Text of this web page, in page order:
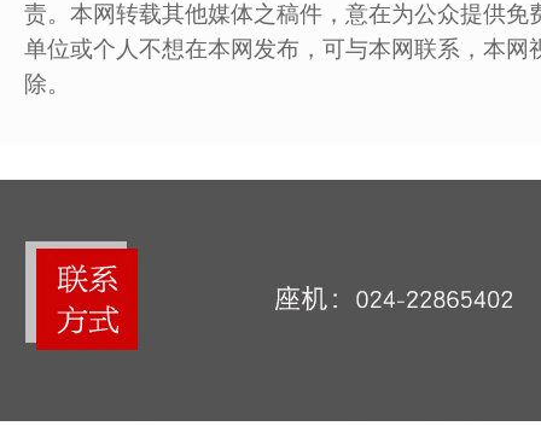
责。本网转载其他媒体之稿件，意在为公众提供免
单位或个人不想在本网发布，可与本网联系，本网
除。